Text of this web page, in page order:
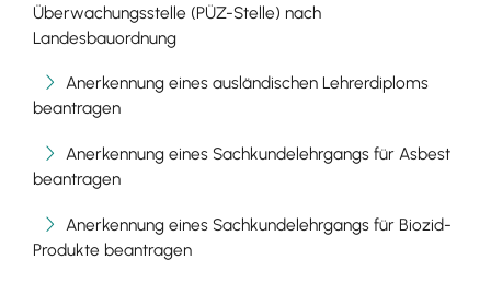
Überwachungsstelle (PÜZ-Stelle) nach
Landesbauordnung
Anerkennung eines ausländischen Lehrerdiploms
beantragen
Anerkennung eines Sachkundelehrgangs für Asbest
beantragen
Anerkennung eines Sachkundelehrgangs für Biozid-
Produkte beantragen